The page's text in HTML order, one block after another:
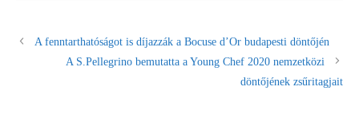
A fenntarthatóságot is díjazzák a Bocuse d’Or budapesti döntőjén
A S.Pellegrino bemutatta a Young Chef 2020 nemzetközi
döntőjének zsűritagjait